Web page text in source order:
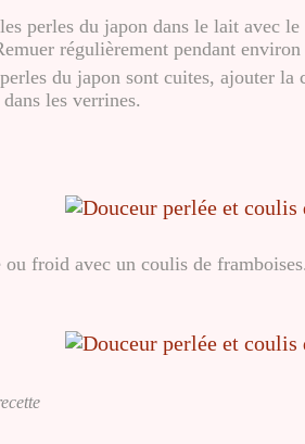
perles du japon dans le lait avec
régulièrement pendant
du japon sont cuites, ajouter la
les verrines.
ou froid avec un coulis de framboises.